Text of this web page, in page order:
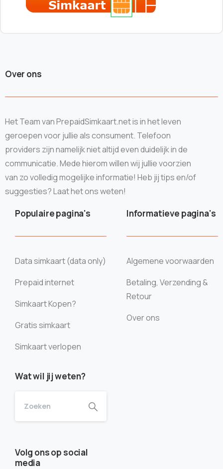
Over ons
Het Team van PrepaidSimkaart.net is in het leven
geroepen voor jullie als consument. Telefoon
providers zijn namelijk niet altijd even duidelijk in de
communicatie. Mede hierom willen wij jullie voorzien
van zo volledig mogelijke informatie! Heb jij tips en/of
suggesties? Laat het ons weten!
Populaire pagina's
Data simkaart (data only)
Prepaid internet
Simkaart Kopen?
Gratis simkaart
Simkaart verlopen
Informatieve pagina's
Algemene voorwaarden
Betaling, Verzending &
Retour
Over ons
Wat wil jij weten?
Volg ons op social
media